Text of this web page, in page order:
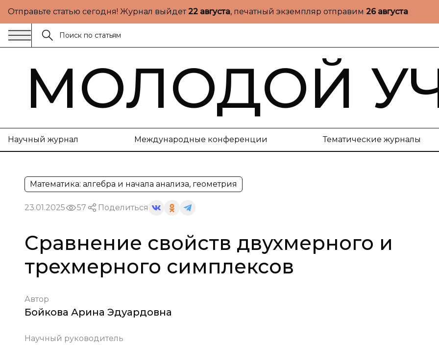
Отправьте статью сегодня! Журнал выйдет22 августа, печатный экземпляр отправим 26 августа
МОЛОДОЙ
Научный журнал Международные конференции Тематические журналы
Математика: алгебра и начала анализа, геометрия
23.01.2025 57 Поделиться
Сравнение свойств двухмерного и
трехмерного симплексов
Автор
Бойкова Арина Эдуардовна
Научный руководитель